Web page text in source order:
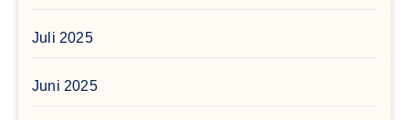
Juli 2025
Juni 2025